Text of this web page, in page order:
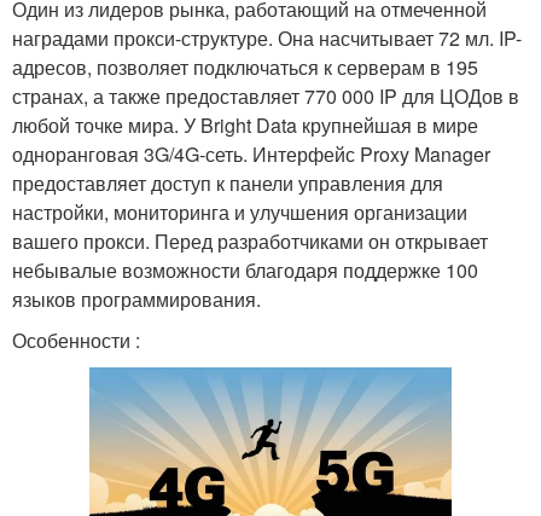
Один из лидеров рынка, работающий на отмеченной
наградами прокси-структуре. Она насчитывает 72 мл. IP-
адресов, позволяет подключаться к серверам в 195
странах, а также предоставляет 770 000 IP для ЦОДов в
любой точке мира. У Bright Data крупнейшая в мире
одноранговая 3G/4G-сеть. Интерфейс Proxy Manager
предоставляет доступ к панели управления для
настройки, мониторинга и улучшения организации
вашего прокси. Перед разработчиками он открывает
небывалые возможности благодаря поддержке 100
языков программирования.
Особенности :